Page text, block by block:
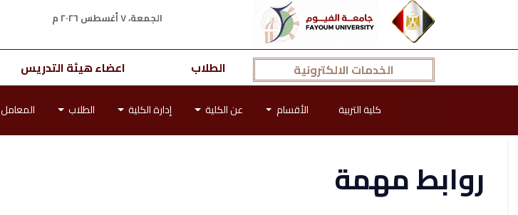
الجمعة، ٧ أغسطس ٢٠٢٦ م
الخدمات الالكترونية الطلاب اعضاء هيئة التدريس
كلية التربية الأقسام عن الكلية إدارة الكلية الطلاب المعامل
روابط مهمة